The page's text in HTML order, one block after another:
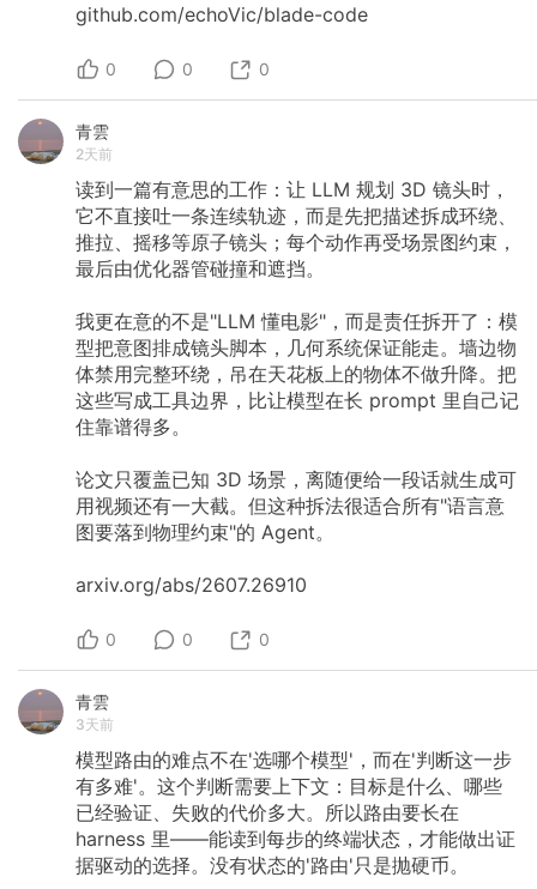
github.com/echoVic/blade-code
0 0 0
青雲
2天前
读到一篇有意思的工作：让 LLM 规划 3D 镜头时，
它不直接吐一条连续轨迹，而是先把描述拆成环绕、
推拉、摇移等原子镜头；每个动作再受场景图约束，
最后由优化器管碰撞和遮挡。
我更在意的不是"LLM 懂电影"，而是责任拆开了：模
型把意图排成镜头脚本，几何系统保证能走。墙边物
体禁用完整环绕，吊在天花板上的物体不做升降。把
这些写成工具边界，比让模型在长 prompt 里自己记
住靠谱得多。
论文只覆盖已知 3D 场景，离随便给一段话就生成可
用视频还有一大截。但这种拆法很适合所有"语言意
图要落到物理约束"的 Agent。
arxiv.org/abs/2607.26910
0 0 0
青雲
3天前
模型路由的难点不在'选哪个模型'，而在'判断这一步
有多难'。这个判断需要上下文：目标是什么、哪些
已经验证、失败的代价多大。所以路由要长在
harness 里——能读到每步的终端状态，才能做出证
据驱动的选择。没有状态的'路由'只是抛硬币。